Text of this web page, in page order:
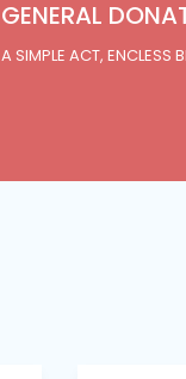
GENERAL
A SIMPLE ACT, ENCLESS